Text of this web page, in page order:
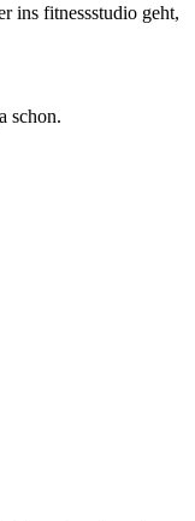
ins fitnessstudio geht,
schon.